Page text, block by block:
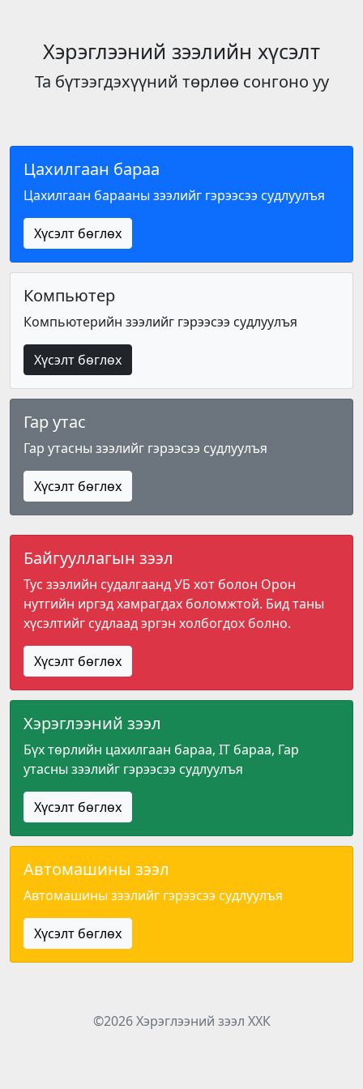
Хэрэглээний зээлийн хүсэлт
Та бүтээгдэхүүний төрлөө сонгоно уу
Цахилгаан бараа
Цахилгаан барааны зээлийг гэрээсээ судлуулъя
Хүсэлт бөглөх
Компьютер
Компьютерийн зээлийг гэрээсээ судлуулъя
Хүсэлт бөглөх
Гар утас
Гар утасны зээлийг гэрээсээ судлуулъя
Хүсэлт бөглөх
Байгууллагын зээл
Тус зээлийн судалгаанд УБ хот болон Орон
нутгийн иргэд хамрагдах боломжтой. Бид таны
хүсэлтийг судлаад эргэн холбогдох болно.
Хүсэлт бөглөх
Хэрэглээний зээл
Бүх төрлийн цахилгаан бараа, IT бараа, Гар
утасны зээлийг гэрээсээ судлуулъя
Хүсэлт бөглөх
Автомашины зээл
Автомашины зээлийг гэрээсээ судлуулъя
Хүсэлт бөглөх
©2026Хэрэглээний зээл ХХК